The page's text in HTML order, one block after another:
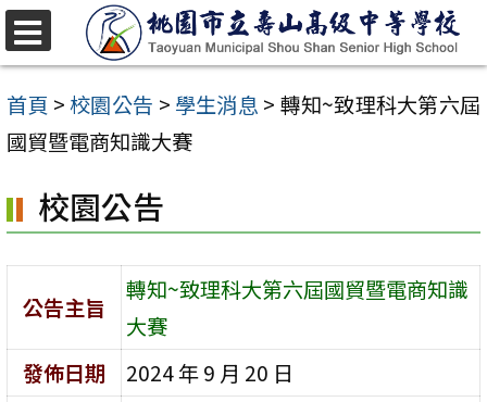
跳
至
主
要
容
區
首頁 >校園公告 > 學生消息 > 轉知~致理科大第六屆
國貿暨電商知識大賽
校園公告
公告主旨
轉知~致理科大第六屆國貿暨電商知識
大賽
發佈日期
2024 年 9 月 20 日
選
單